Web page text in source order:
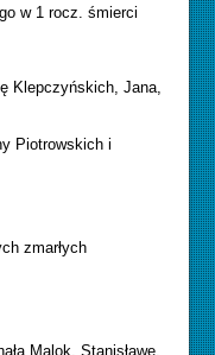
w 1 rocz. śmierci
Klepczyńskich, Jana,
Piotrowskich i
zmarłych
Malok, Stanisławę,